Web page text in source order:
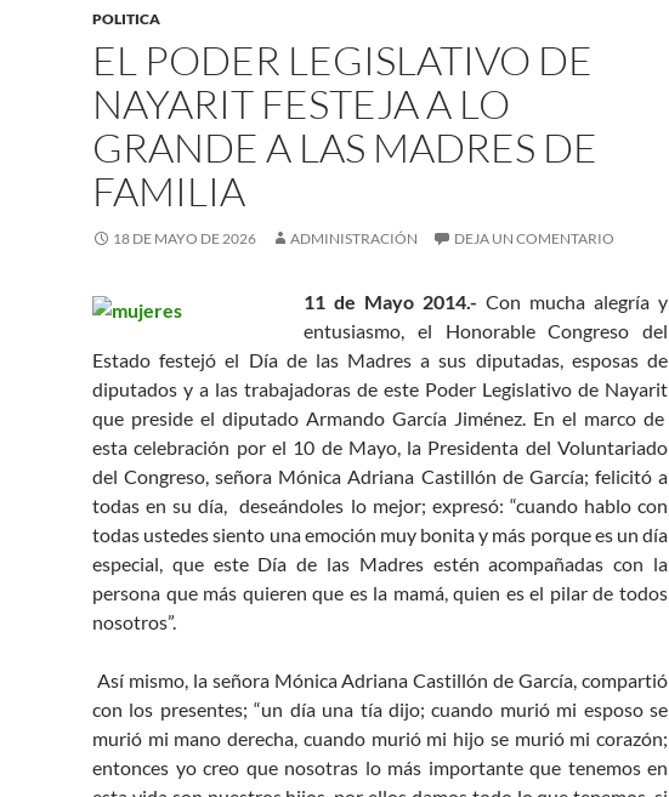
POLITICA
EL PODER LEGISLATIVO DE
NAYARIT FESTEJA A LO
GRANDE A LAS MADRES DE
FAMILIA
18 DE MAYO DE 2026 ADMINISTRACIÓN DEJA UN COMENTARIO
11 de Mayo 2014.- Con mucha alegría y
entusiasmo, el Honorable Congreso del
Estado festejó el Día de las Madres a sus diputadas, esposas de
diputados y a las trabajadoras de este Poder Legislativo de Nayarit
que preside el diputado Armando García Jiménez. En el marco de
esta celebración por el 10 de Mayo, la Presidenta del Voluntariado
del Congreso, señora Mónica Adriana Castillón de García; felicitó a
todas en su día, deseándoles lo mejor; expresó: “cuando hablo con
todas ustedes siento una emoción muy bonita y más porque es un día
especial, que este Día de las Madres estén acompañadas con la
persona que más quieren que es la mamá, quien es el pilar de todos
nosotros”.
Así mismo, la señora Mónica Adriana Castillón de García, compartió
con los presentes; “un día una tía dijo; cuando murió mi esposo se
murió mi mano derecha, cuando murió mi hijo se murió mi corazón;
entonces yo creo que nosotras lo más importante que tenemos en